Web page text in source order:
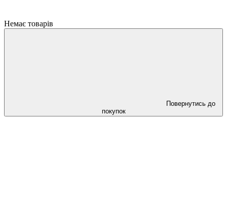
Немає товарів
Повернутись до
покупок